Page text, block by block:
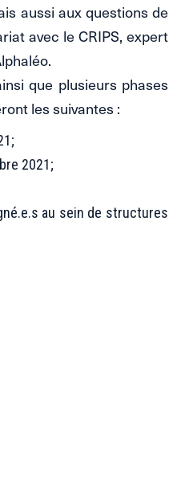
aussi aux questions de
avec le CRIPS, expert
que plusieurs phases
les suivantes :
2021;
au sein de structures